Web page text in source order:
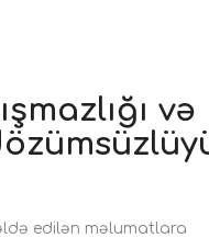
və
edilən məlumatlara